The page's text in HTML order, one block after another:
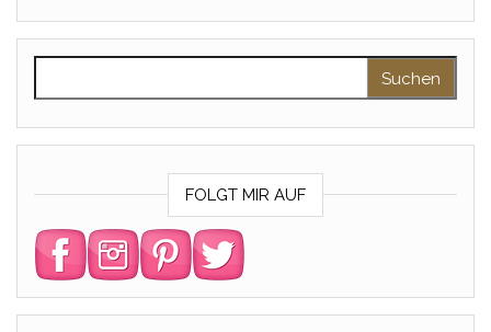
FOLGT MIR AUF